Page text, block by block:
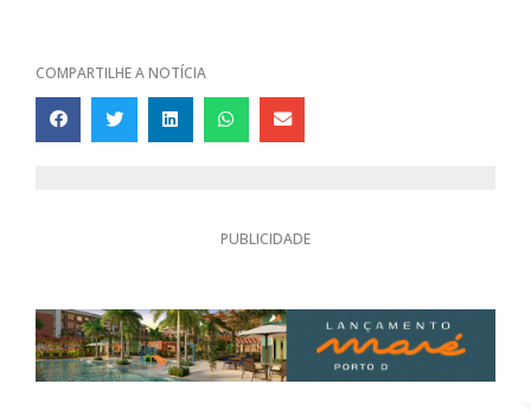
COMPARTILHE A NOTÍCIA
PUBLICIDADE